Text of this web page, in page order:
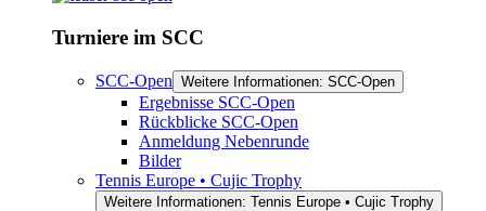
Turniere im SCC
SCC-Open Weitere Informationen: SCC-Open
Ergebnisse SCC-Open
Rückblicke SCC-Open
Anmeldung Nebenrunde
Bilder
Tennis Europe • Cujic Trophy
Weitere Informationen: Tennis Europe • Cujic Trophy